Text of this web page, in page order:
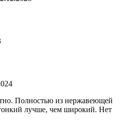
Полностью из нержавеющей
лучше, чем широкий. Нет